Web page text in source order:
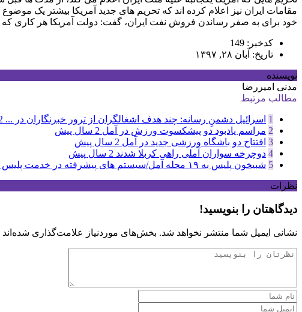
مقامات ایران نیز اعلام کرده اند که تحریم های جدید آمریکا بیشتر یک
خود برای به صفر رساندن فروش نفت ایران، گفت: دولت آمریکا هر کاری که می خواست انجام داد و
کدخبر: 149
تاریخ: آبان ۲۸, ۱۳۹۷
نویسنده
مدنی امیررضا
مطالب مرتبط
1 اسرائیل دشمنِ رسانه: چند هدف اشغالگران از ترور خبرنگاران در ...
2 مراسم یادبود دو پیشکسوت ورزش در آمل 2 سال پیش
3 افتتاح دو باشگاه ورزشی جدید در آمل 2 سال پیش
4 دوچرخه سواران آملی راهی کربلا شدند 2 سال پیش
5 شبیخون پلیس به ۱۹ محله آمل/سیستم های پیشرفته در خدمت پلیس
نظرات
دیدگاهتان را بنویسید!
نشانی ایمیل شما منتشر نخواهد شد. بخش‌های موردنیاز علامت‌گذاری شده‌اند